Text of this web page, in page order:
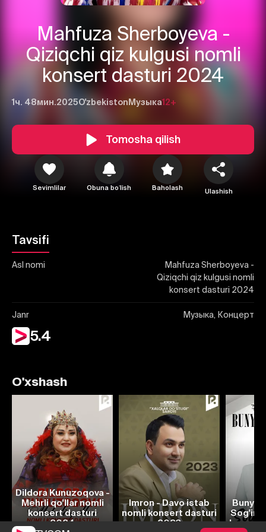
Mahfuza Sherboyeva -
Qiziqchi qiz kulgusi nomli
konsert dasturi 2024
1ч. 48мин.2025O'zbekiston Музыка12+
Tomosha qilish
Sevimlilar Obuna boʻlish Baholash Ulashish
Tavsifi
Asl nomi
Mahfuza Sherboyeva -
Qiziqchi qiz kulgusi nomli
konsert dasturi 2024
Janr Музыка, Концерт
5.4
1 2
Yuborish
O'xshash
Dildora Kunuzoqova -
Mehrli qo'llar nomli
konsert dasturi
2024
Imron - Davo istab
nomli konsert dasturi
2023
Tizimga kirish